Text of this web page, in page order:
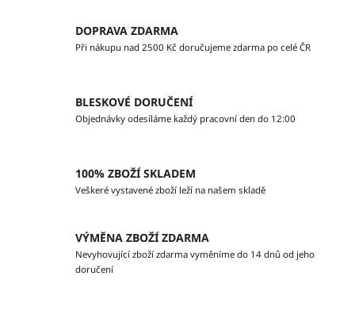
DOPRAVA ZDARMA
Při nákupu nad 2500 Kč doručujeme zdarma po celé ČR
BLESKOVÉ DORUČENÍ
Objednávky odesíláme každý pracovní den do 12:00
100% ZBOŽÍ SKLADEM
Veškeré vystavené zboží leží na našem skladě
VÝMĚNA ZBOŽÍ ZDARMA
Nevyhovující zboží zdarma vyměníme do 14 dnů od jeho
doručení